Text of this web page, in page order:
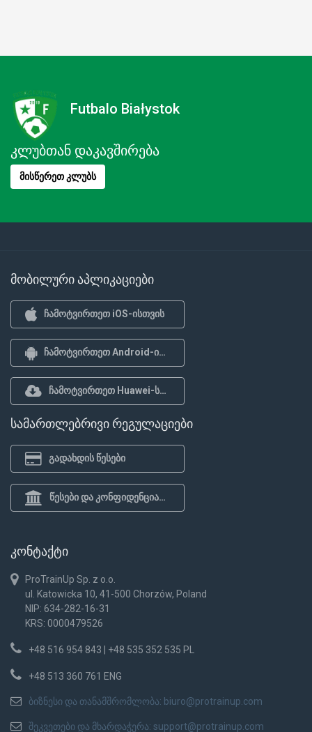
Futbalo Białystok
კლუბთან დაკავშირება
მისწერეთ კლუბს
მობილური აპლიკაციები
ჩამოტვირთეთ iOS-ისთვის
ჩამოტვირთეთ Android-ისთვის
ჩამოტვირთეთ Huawei-სთვის
სამართლებრივი რეგულაციები
გადახდის წესები
წესები და კონფიდენციალურობის პოლიტიკა
კონტაქტი
ProTrainUp Sp. z o.o.
ul. Katowicka 10, 41-500 Chorzów, Poland
NIP: 634-282-16-31
KRS: 0000479526
+48 516 954 843 | +48 535 352 535 PL
+48 513 360 761 ENG
ბიზნესი და თანამშრომლობა: biuro@protrainup.com
შეკვეთები და მხარდაჭერა: support@protrainup.com